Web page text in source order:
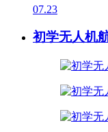
07.23
初学无人机